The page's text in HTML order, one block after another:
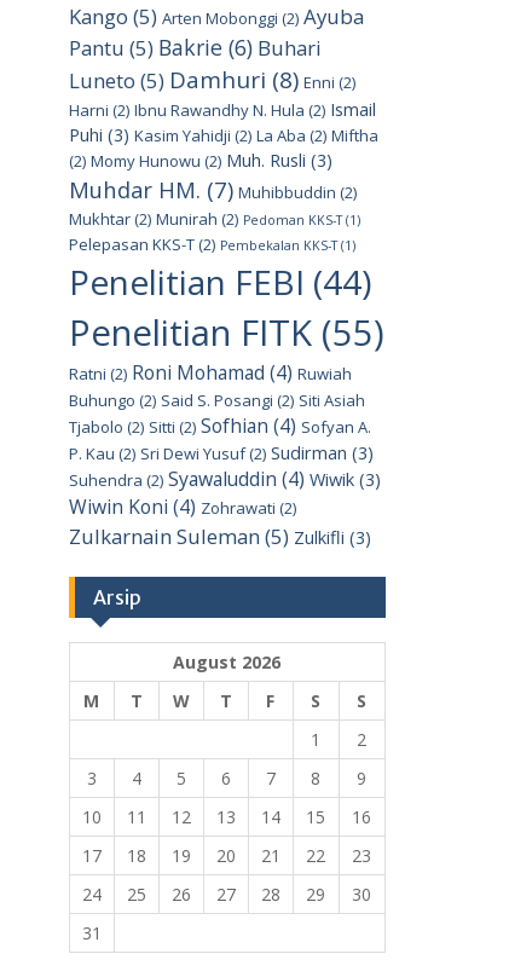
Kango (5) Arten Mobonggi (2) Ayuba
Pantu (5) Bakrie(6) Buhari
Luneto (5) Damhuri (8) Enni (2)
Harni (2) Ibnu Rawandhy N. Hula (2) Ismail
Puhi (3) Kasim Yahidji (2) La Aba (2) Miftha
(2) Momy Hunowu (2) Muh. Rusli (3)
Muhdar HM. (7) Muhibbuddin (2)
Mukhtar(2) Munirah (2) Pedoman KKS-T(1)
Pelepasan KKS-T(2) Pembekalan KKS-T(1)
Penelitian FEBI (44)
Penelitian FITK(55)
Ratni (2) Roni Mohamad (4) Ruwiah
Buhungo (2) Said S. Posangi (2) Siti Asiah
Tjabolo (2) Sitti (2) Sofhian (4) Sofyan A.
P. Kau (2) Sri Dewi Yusuf(2) Sudirman (3)
Suhendra (2) Syawaluddin (4) Wiwik(3)
Wiwin Koni (4) Zohrawati (2)
Zulkarnain Suleman(5) Zulkifli (3)
Arsip
August 2026
M
T W T F S
S
1
2
3
4 5 6 7 8
9
10
11 12 13 14 15
16
17
18 19 20 21 22
23
24
25 26 27 28 29
30
31